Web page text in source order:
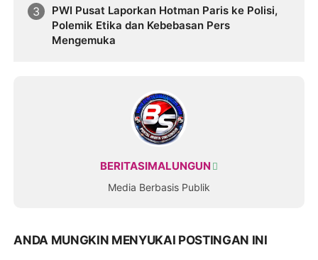
PWI Pusat Laporkan Hotman Paris ke Polisi,
Polemik Etika dan Kebebasan Pers
Mengemuka
BERITASIMALUNGUN
Media Berbasis Publik
ANDA MUNGKIN MENYUKAI POSTINGAN INI